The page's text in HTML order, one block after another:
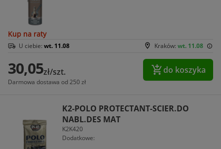
Kup na raty
Kraków: wt. 11.08
U ciebie: wt. 11.08
30,05zł/szt.
Darmowa dostawa od 250 zł
do koszyka
K2-POLO PROTECTANT-SCIER.DO
NABL.DES MAT
K2K420
Dodatkowe: